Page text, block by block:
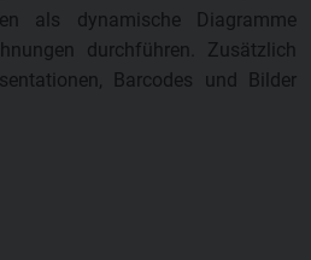
als dynamische Diagramme
durchführen. Zusätzlich
Barcodes und Bilder